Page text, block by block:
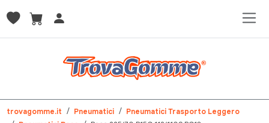
trovagomme.it Pneumatici
Pneumatici Trasporto Leggero